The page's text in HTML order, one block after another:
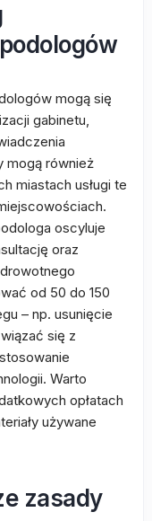
mogą się
gabinetu,
mogą również
miastach usługi te
oscyluje
oraz
od 50 do 150
– np. usunięcie
się z
Warto
opłatach
używane
zasady